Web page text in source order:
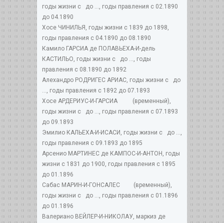
годы жизни с до ..., годы правления с 02.1890
до 04.1890
Хосе ЧИНИЛЬЯ, годы жизни с 1839 до 1898,
годы правления с 04.1890 до 08.1890
Камило ГАРСИА де ПОЛАВЬЕХА-И-дель
КАСТИЛЬО, годы жизни с до ..., годы
правления с 08.1890 до 1892
Алехандро РОДРИГЕС АРИАС, годы жизни с до
..., годы правления с 1892 до 07.1893
Хосе АРДЕРИУС-И-ГАРСИА (временный),
годы жизни с до ..., годы правления с 07.1893
до 09.1893
Эмилио КАЛЬЕХА-И-ИСАСИ, годы жизни с до ...,
годы правления с 09.1893 до 1895
Арсенио МАРТИНЕС де КАМПОС-И-АНТОН, годы
жизни с 1831 до 1900, годы правления с 1895
до 01.1896
Сабас МАРИН-И-ГОНСАЛЕС (временный),
годы жизни с до ..., годы правления с 01.1896
до 01.1896
Валериано ВЕЙЛЕР-И-НИКОЛАУ, маркиз де